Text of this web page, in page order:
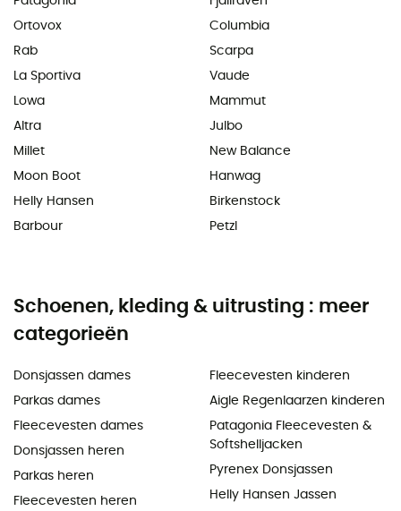
Ortovox
Rab
La Sportiva
Lowa
Altra
Millet
Moon Boot
Helly Hansen
Barbour
Columbia
Scarpa
Vaude
Mammut
Julbo
New Balance
Hanwag
Birkenstock
Petzl
Schoenen, kleding & uitrusting : meer
categorieën
Donsjassen dames
Parkas dames
Fleecevesten dames
Donsjassen heren
Parkas heren
Fleecevesten heren
Fleecevesten kinderen
Aigle Regenlaarzen kinderen
Patagonia Fleecevesten &
Softshelljacken
Pyrenex Donsjassen
Helly Hansen Jassen